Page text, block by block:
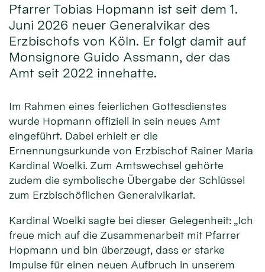
Pfarrer Tobias Hopmann ist seit dem 1.
Juni 2026 neuer Generalvikar des
Erzbischofs von Köln. Er folgt damit auf
Monsignore Guido Assmann, der das
Amt seit 2022 innehatte.
Im Rahmen eines feierlichen Gottesdienstes
wurde Hopmann offiziell in sein neues Amt
eingeführt. Dabei erhielt er die
Ernennungsurkunde von Erzbischof Rainer Maria
Kardinal Woelki. Zum Amtswechsel gehörte
zudem die symbolische Übergabe der Schlüssel
zum Erzbischöflichen Generalvikariat.
Kardinal Woelki sagte bei dieser Gelegenheit: „Ich
freue mich auf die Zusammenarbeit mit Pfarrer
Hopmann und bin überzeugt, dass er starke
Impulse für einen neuen Aufbruch in unserem